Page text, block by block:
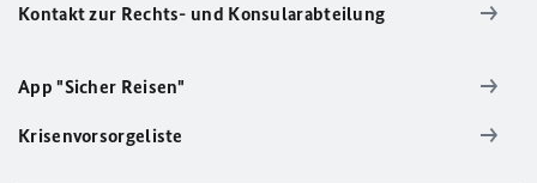
Kontakt zur Rechts- und Konsularabteilung
App "Sicher Reisen"
Krisenvorsorgeliste